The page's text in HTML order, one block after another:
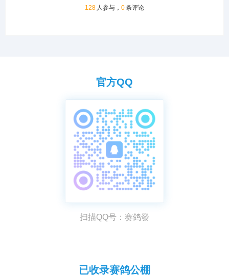
128 人参与， 0条评论
官方QQ
扫描QQ号：赛鸽發
已收录赛鸽公棚